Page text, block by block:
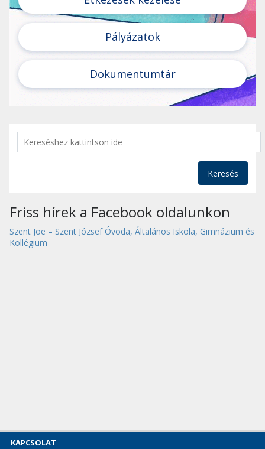
Pályázatok
Dokumentumtár
Keresés
Friss hírek a Facebook oldalunkon
Szent Joe – Szent József Óvoda, Általános Iskola, Gimnázium és
Kollégium
KAPCSOLAT